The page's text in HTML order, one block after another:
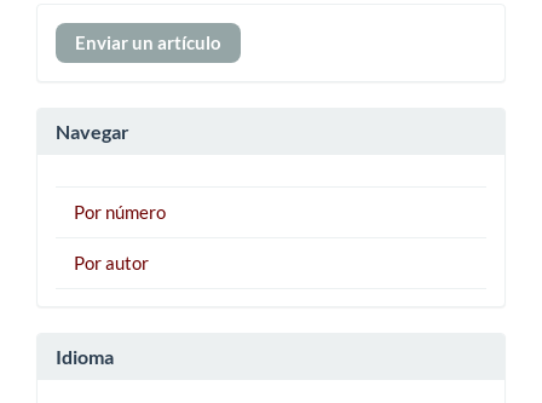
Enviar
un
Enviar un artículo
Navegar
Por número
Por autor
Idioma